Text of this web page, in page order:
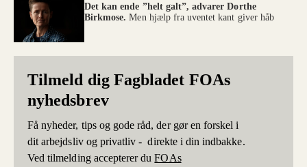
Det kan ende ”helt galt”, advarer Dorthe
Birkmose.Men hjælp fra uventet kant giver håb
Tilmeld dig Fagbladet FOAs
nyhedsbrev
Få nyheder, tips og gode råd, der gør en forskel i
dit arbejdsliv og privatliv - direkte i din indbakke.
Ved tilmelding accepterer duFOAs